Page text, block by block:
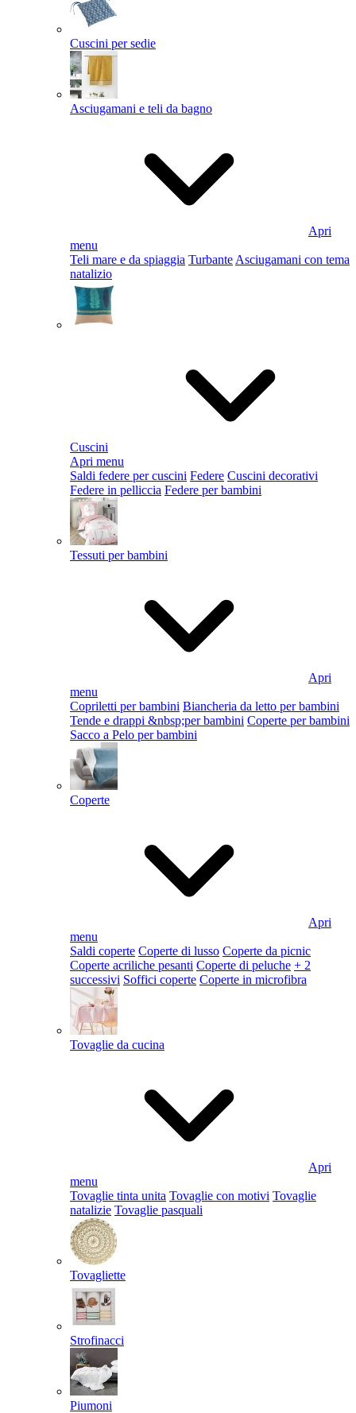
Cuscini per sedie
Asciugamani e teli da bagno
Apri
menu
Teli mare e da spiaggia Turbante Asciugamani con tema
natalizio
Cuscini
Apri menu
Saldi federe per cuscini Federe Cuscini decorativi
Federe in pelliccia Federe per bambini
Tessuti per bambini
Apri
menu
Copriletti per bambini Biancheria da letto per bambini
Tende e drappi &nbsp;per bambini Coperte per bambini
Sacco a Pelo per bambini
Coperte
Apri
menu
Saldi coperte Coperte di lusso Coperte da picnic
Coperte acriliche pesanti Coperte di peluche + 2
successivi Soffici coperte Coperte in microfibra
Tovaglie da cucina
Apri
menu
Tovaglie tinta unita Tovaglie con motivi Tovaglie
natalizie Tovaglie pasquali
Tovagliette
Strofinacci
Piumoni